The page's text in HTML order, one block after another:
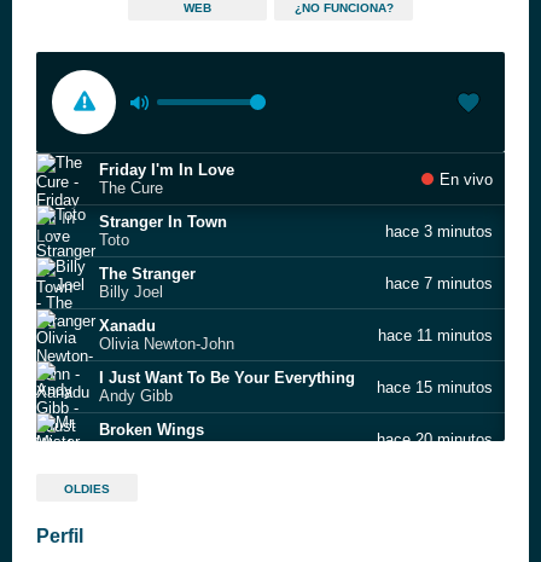
WEB ¿NO FUNCIONA?
Friday I'm In Love
The Cure
En vivo
Stranger In Town
Toto
hace 3 minutos
The Stranger
Billy Joel
hace 7 minutos
Xanadu
Olivia Newton-John
hace 11 minutos
I Just Want To Be Your Everything
Andy Gibb
hace 15 minutos
Broken Wings
hace 20 minutos
Live To Tell
OLDIES
Perfil